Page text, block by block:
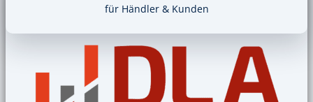
für Händler & Kunden